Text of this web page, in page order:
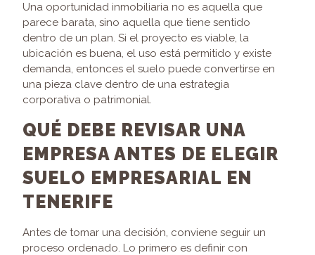
Una oportunidad inmobiliaria no es aquella que
parece barata, sino aquella que tiene sentido
dentro de un plan. Si el proyecto es viable, la
ubicación es buena, el uso está permitido y existe
demanda, entonces el suelo puede convertirse en
una pieza clave dentro de una estrategia
corporativa o patrimonial.
QUÉ DEBE REVISAR UNA
EMPRESA ANTES DE ELEGIR
SUELO EMPRESARIAL EN
TENERIFE
Antes de tomar una decisión, conviene seguir un
proceso ordenado. Lo primero es definir con